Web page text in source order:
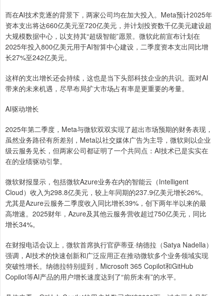
而在AI技术竞逐的背景下，两家公司均在加大投入。Meta预计2025年
资本支出将达660亿美元至720亿美元，并计划投资数千亿美元建设超
大规模数据中心，以支持其“超级智能”愿景。微软此前宣布计划在
2025年投入800亿美元用于AI智算中心建设，二季度资本支出同比增
长27%至242亿美元。
这样的支出增长还会持续，这也是当下头部科技企业的共识。面对AI
带来的未来机遇，尽早布局扩大市场占有率是更重要的考量。
AI驱动增长
2025年第二季度，Meta与微软双双实现了超出市场预期的财务表现，
虽然业务路径有所差别，Meta以社交媒体广告为主导，微软则以企业
级云服务见长，但两家公司都证明了一个共同点：AI技术已是实实在
在的业绩驱动引擎。
微软财报显示，包括微软Azure业务在内的智能云（Intelligent
Cloud）收入为298.8亿美元，较上年同期的237.9亿美元增长26%。
尤其是Azure云服务二季度收入同比增长39%，创下两年半以来的最
高增速。2025财年，Azure及其他云服务营收超过750亿美元，同比
增长34%。
在财报电话会议上，微软首席执行官萨蒂亚·纳德拉（Satya Nadella）
强调，AI技术的快速创新和广泛应用正在推动微软多个业务领域实现
突破性增长。纳德拉特别提到，Microsoft 365 Copilot和GitHub
Copilot等AI产品的用户增长速度达到了“前所未有”的水平。